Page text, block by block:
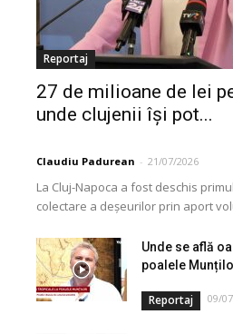
Reportaj
27 de milioane de lei
unde clujenii își pot...
Claudiu Padurean - 21/07/2026
La Cluj-Napoca a fost deschis
colectare a deșeurilor prin aport
Unde se află
poalele
Reportaj 09/